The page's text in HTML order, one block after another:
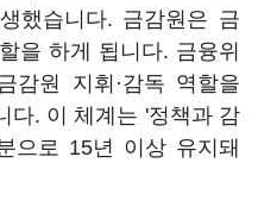
했습니다. 금감원은 금
을 하게 됩니다. 금융위
감원 지휘·감독 역할을
다. 이 체계는 '정책과 감
으로 15년 이상 유지돼